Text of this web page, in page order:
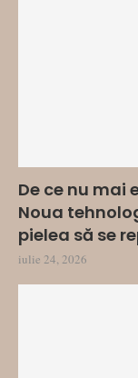
De ce nu mai
Noua
pielea să se
iulie 24, 2026